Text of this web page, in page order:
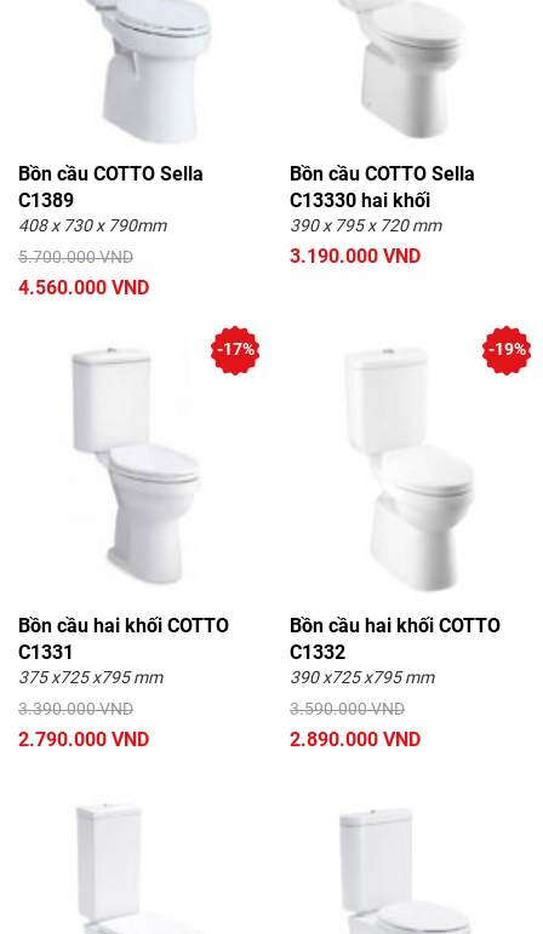
Bồn cầu COTTO Sella
C1389
408 x 730 x 790mm
5.700.000 VND
4.560.000 VND
Bồn cầu COTTO Sella
C13330 hai khối
390 x 795 x 720 mm
3.190.000 VND
Bồn cầu hai khối COTTO
C1331
375 x725 x795 mm
3.390.000 VND
2.790.000 VND
-17%
Bồn cầu hai khối COTTO
C1332
390 x725 x795 mm
3.590.000 VND
2.890.000 VND
-19%